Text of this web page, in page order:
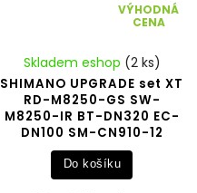
VÝHODNÁ
CENA
SHIMANO UPGRADE set XT
RD-M8250-GS SW-
M8250-IR BT-DN320 EC-
DN100 SM-CN910-12
Skladem eshop (2 ks)
Do košíku